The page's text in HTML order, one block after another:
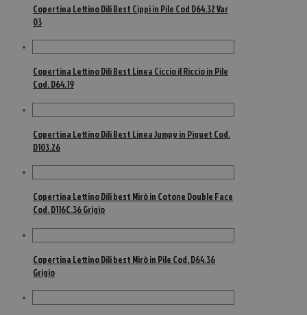
Copertina Lettino Dili Best Cippi in Pile Cod D64.32 Var
03
Copertina Lettino Dili Best Linea Ciccio il Riccio in Pile
Cod. D64.19
Copertina Lettino Dili Best Linea Jumpy in Piquet Cod.
D103.26
Copertina Lettino Dili best Mirò in Cotone Double Face
Cod. D116C.36 Grigio
Copertina Lettino Dili best Mirò in Pile Cod. D64.36
Grigio